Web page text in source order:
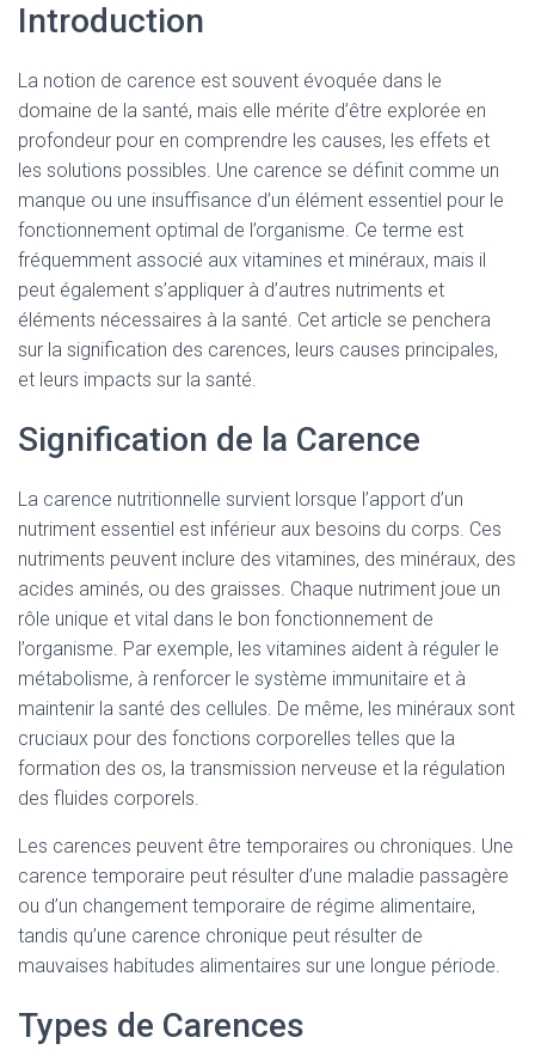
Introduction
La notion de carence est souvent évoquée dans le
domaine de la santé, mais elle mérite d’être explorée en
profondeur pour en comprendre les causes, les effets et
les solutions possibles. Une carence se définit comme un
manque ou une insuffisance d’un élément essentiel pour le
fonctionnement optimal de l’organisme. Ce terme est
fréquemment associé aux vitamines et minéraux, mais il
peut également s’appliquer à d’autres nutriments et
éléments nécessaires à la santé. Cet article se penchera
sur la signification des carences, leurs causes principales,
et leurs impacts sur la santé.
Signification de la Carence
La carence nutritionnelle survient lorsque l’apport d’un
nutriment essentiel est inférieur aux besoins du corps. Ces
nutriments peuvent inclure des vitamines, des minéraux, des
acides aminés, ou des graisses. Chaque nutriment joue un
rôle unique et vital dans le bon fonctionnement de
l’organisme. Par exemple, les vitamines aident à réguler le
métabolisme, à renforcer le système immunitaire et à
maintenir la santé des cellules. De même, les minéraux sont
cruciaux pour des fonctions corporelles telles que la
formation des os, la transmission nerveuse et la régulation
des fluides corporels.
Les carences peuvent être temporaires ou chroniques. Une
carence temporaire peut résulter d’une maladie passagère
ou d’un changement temporaire de régime alimentaire,
tandis qu’une carence chronique peut résulter de
mauvaises habitudes alimentaires sur une longue période.
Types de Carences